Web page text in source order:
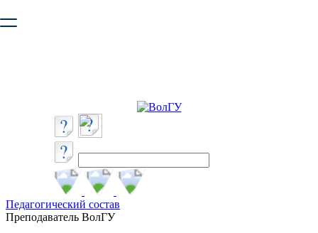
безопасную работу с сайтом. Пожалуйста
Педагогический состав
Преподаватель ВолГУ